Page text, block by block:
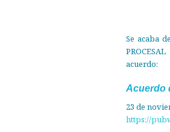
Se acaba
acuerdo:
Acuerdo
23 de
https://